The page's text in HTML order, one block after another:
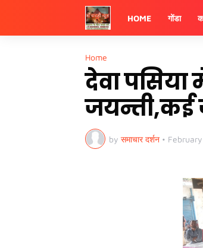
HOME गोंडा
Home
देवा
जयन्ती,कई
by समाचार दर्शन •